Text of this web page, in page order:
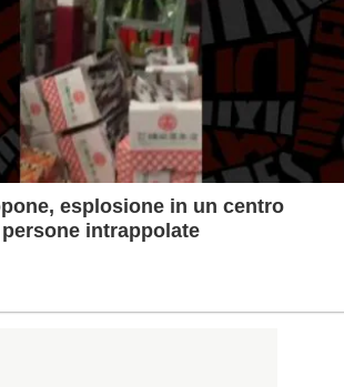
esplosione in un centro
intrappolate